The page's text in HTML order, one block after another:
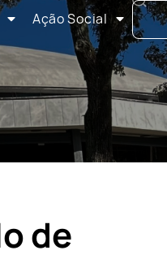
Ação Social
de